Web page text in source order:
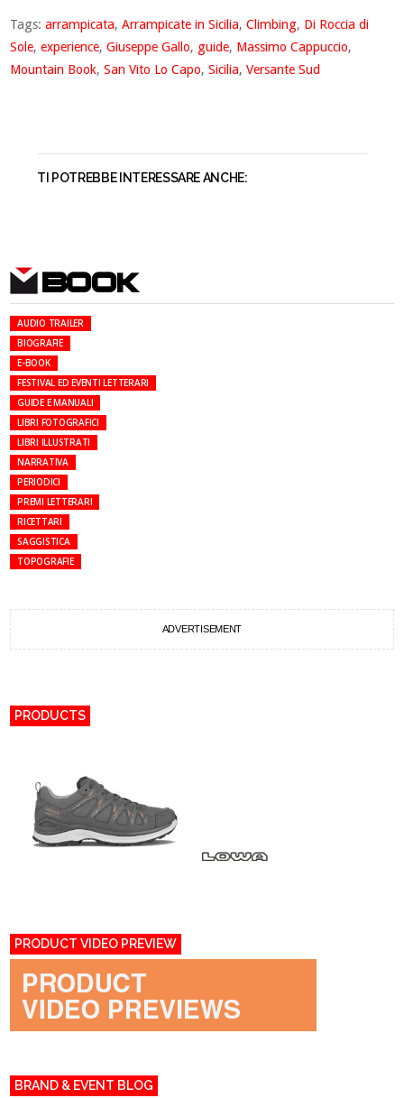
Tags:arrampicata,Arrampicate in Sicilia,Climbing, Di Roccia di
Sole,experience,Giuseppe Gallo, guide, Massimo Cappuccio,
Mountain Book,San Vito Lo Capo,Sicilia,Versante Sud
TI POTREBBE INTERESSARE ANCHE:
BOOK
AUDIO TRAILER
BIOGRAFIE
E-BOOK
FESTIVAL ED EVENTI LETTERARI
GUIDE E MANUALI
LIBRI FOTOGRAFICI
LIBRI ILLUSTRATI
NARRATIVA
PERIODICI
PREMI LETTERARI
RICETTARI
SAGGISTICA
TOPOGRAFIE
ADVERTISEMENT
PRODUCTS
PRODUCT VIDEO PREVIEW
BRAND & EVENT BLOG